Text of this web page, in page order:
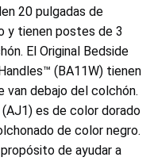
20 pulgadas de
y tienen postes de 3
El Original Bedside
(BA11W) tienen
van debajo del colchón.
es de color dorado
de color negro.
de ayudar a